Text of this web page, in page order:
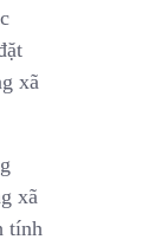
xã
xã
tính